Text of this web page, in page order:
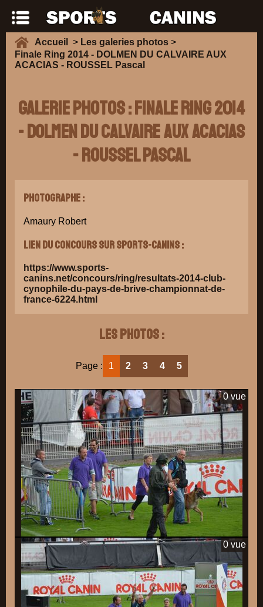
Accueil > Les galeries photos >
Finale Ring 2014 - DOLMEN DU CALVAIRE AUX
ACACIAS - ROUSSEL Pascal
Galerie Photos : Finale Ring 2014
- DOLMEN DU CALVAIRE AUX ACACIAS
- ROUSSEL Pascal
Photographe :
Amaury Robert
Lien du concours sur Sports-Canins :
https://www.sports-
canins.net/concours/ring/resultats-2014-club-
cynophile-du-pays-de-brive-championnat-de-
france-6224.html
Les photos :
Page : 1 2 3 4 5
0 vue
0 vue